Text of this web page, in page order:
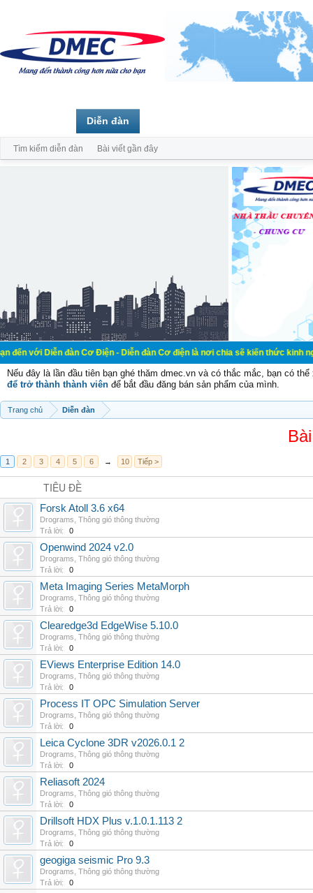
đàn Cơ Điện - Diễn đàn Cơ điện là nơi chia sẽ kiến thức kinh nghiệm
Nếu đây là lần đầu tiên bạn ghé thăm dmec.vn và có thắc mắc, bạn có
để trở thành thành viên để bắt đầu đăng bán sản phẩm của mình.
Trang chủ Diễn đàn
1 2 3 4 5 6 → 10 Tiếp >
TIÊU ĐỀ
Forsk Atoll 3.6 x64
Drograms Thông gió thông thường
Trả lời:
0
Openwind 2024 v2.0
Drograms Thông gió thông thường
Trả lời:
0
Meta Imaging Series MetaMorph
Drograms Thông gió thông thường
Trả lời:
0
Clearedge3d EdgeWise 5.10.0
Drograms Thông gió thông thường
Trả lời:
0
EViews Enterprise Edition 14.0
Drograms Thông gió thông thường
Trả lời:
0
Process IT OPC Simulation Server
Drograms Thông gió thông thường
Trả lời:
0
Leica Cyclone 3DR v2026.0.1 2
Drograms Thông gió thông thường
Trả lời:
0
Reliasoft 2024
Drograms Thông gió thông thường
Trả lời:
0
Drillsoft HDX Plus v.1.0.1.113 2
Drograms Thông gió thông thường
Trả lời:
0
geogiga seismic Pro 9.3
Drograms Thông gió thông thường
Trả lời:
0
Diễn đàn
Tìm kiếm diễn đàn Bài viết gần đây